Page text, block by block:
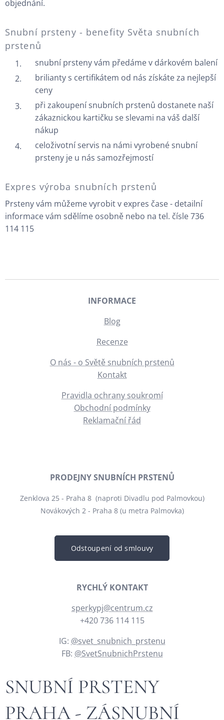
objednání.
Snubní prsteny - benefity Světa snubních
prstenů
snubní prsteny vám předáme v dárkovém balení
brilianty s certifikátem od nás získáte za nejlepší
ceny
při zakoupení snubních prstenů dostanete naší
zákaznickou kartičku se slevami na váš další
nákup
celoživotní servis na námi vyrobené snubní
prsteny je u nás samozřejmostí
Expres výroba snubních prstenů
Prsteny vám můžeme vyrobit v expres čase - detailní
informace vám sdělíme osobně nebo na tel. čísle 736
114 115
INFORMACE
Blog
Recenze
O nás - o Světě snubních prstenů
Kontakt
Pravidla ochrany soukromí
Obchodní podmínky
Reklamační řád
PRODEJNY SNUBNÍCH PRSTENŮ
Zenklova 25 - Praha 8 (naproti Divadlu pod Palmovkou)
Novákových 2 - Praha 8 (u metra Palmovka)
Odstoupení od smlouvy
RYCHLÝ KONTAKT
sperkypj@centrum.cz
+420 736 114 115
IG: @svet_snubnich_prstenu
FB: @SvetSnubnichPrstenu
SNUBNÍ PRSTENY
PRAHA - ZÁSNUBNÍ